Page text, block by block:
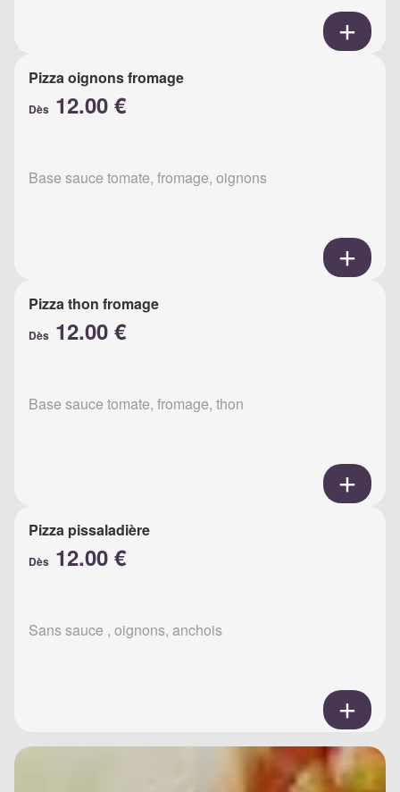
Pizza oignons fromage
Dès 12.00 €
Base sauce tomate, fromage, oignons
Pizza thon fromage
Dès 12.00 €
Base sauce tomate, fromage, thon
Pizza pissaladière
Dès 12.00 €
Sans sauce , oignons, anchois